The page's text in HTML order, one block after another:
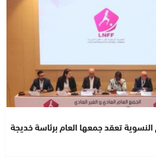
تعقد جمعها العام برئاسة خديجة